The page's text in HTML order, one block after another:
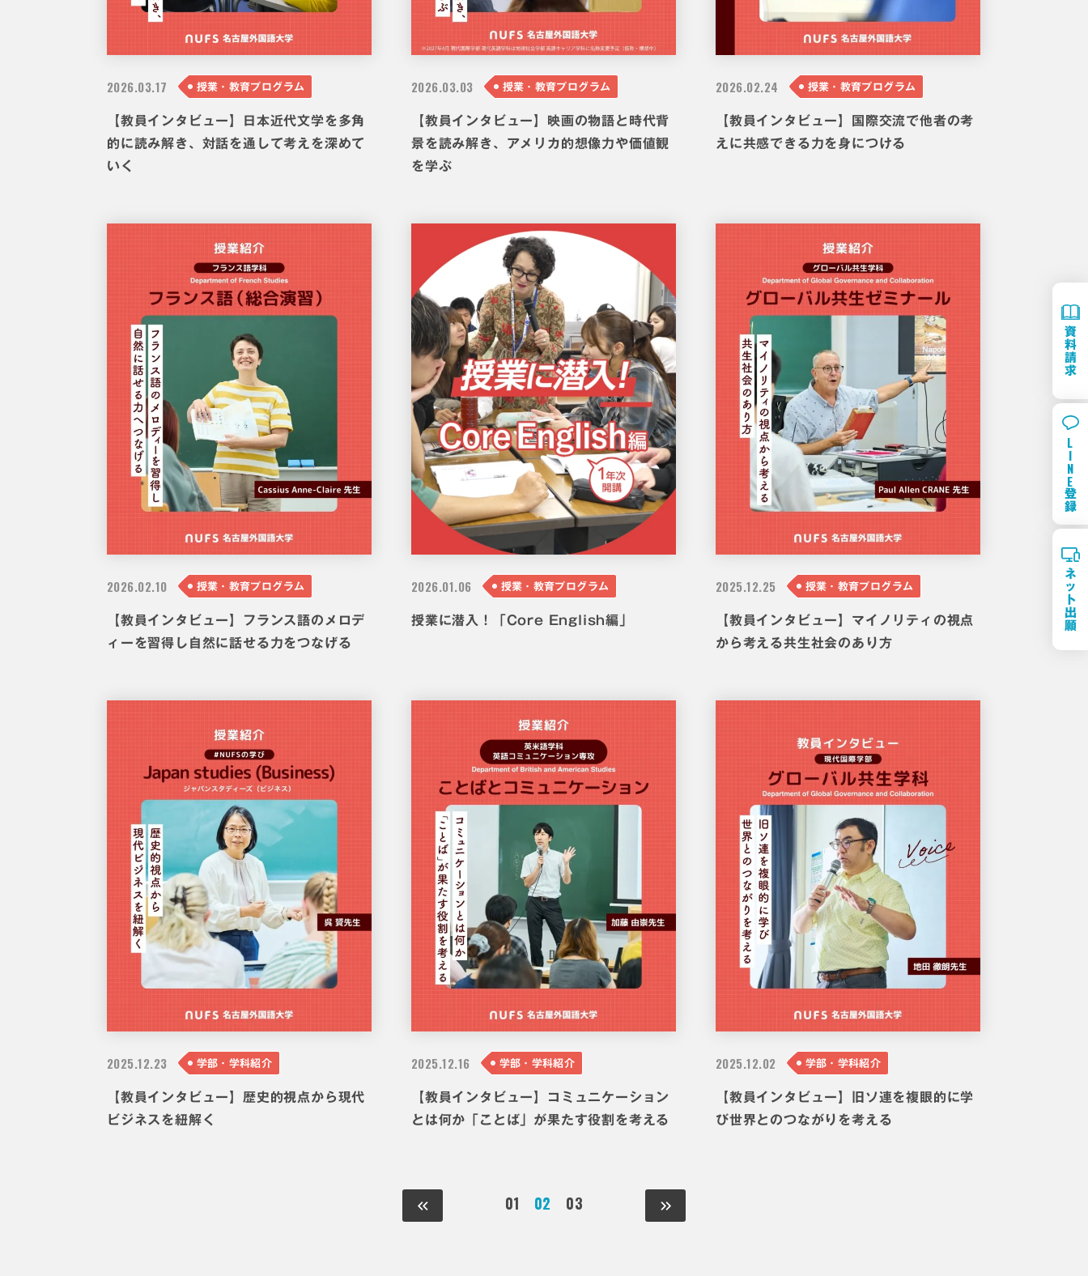
2026.03.17 授業・教育プログラム
【教員インタビュー】日本近代文学を多角
的に読み解き、対話を通して考えを深めて
いく
2026.03.03 授業・教育プログラム
【教員インタビュー】映画の物語と時代背
景を読み解き、アメリカ的想像力や価値観
を学ぶ
2026.02.24 授業・教育プログラム
【教員インタビュー】国際交流で他者の考
えに共感できる力を身につける
2026.02.10 授業・教育プログラム
【教員インタビュー】フランス語のメロデ
ィーを習得し自然に話せる力をつなげる
2026.01.06 授業・教育プログラム
授業に潜入！「Core English編」
2025.12.25 授業・教育プログラム
【教員インタビュー】マイノリティの視点
から考える共生社会のあり方
2025.12.23 学部・学科紹介
【教員インタビュー】歴史的視点から現代
ビジネスを紐解く
2025.12.16 学部・学科紹介
【教員インタビュー】コミュニケーション
とは何か「ことば」が果たす役割を考える
2025.12.02 学部・学科紹介
【教員インタビュー】旧ソ連を複眼的に学
び世界とのつながりを考える
01 02 03
資
料
請
求
L
I
N
E
登
録
ネ
ッ
ト
出
願